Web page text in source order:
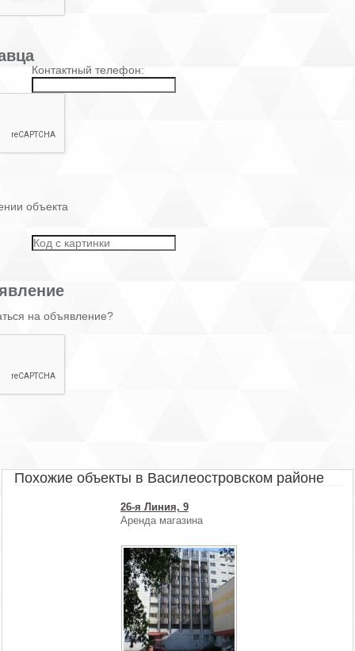
Контактный телефон:
объекта
на объявление?
Похожие объекты в Василеостровском районе
26-я Линия, 9
Аренда магазина